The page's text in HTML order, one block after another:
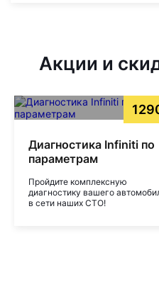
Акции и
Диагностика Infiniti по
параметрам
Пройдите комплексную
диагностику вашего
в сети наших СТО!